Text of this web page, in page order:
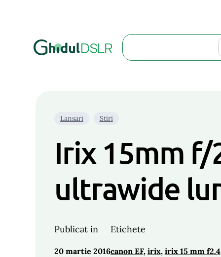
Search
Lansari Stiri
Irix 15mm f/
ultrawide
Publicat in
20 martie 2016
Etichete
canon EF, irix, irix 15 mm f2.4